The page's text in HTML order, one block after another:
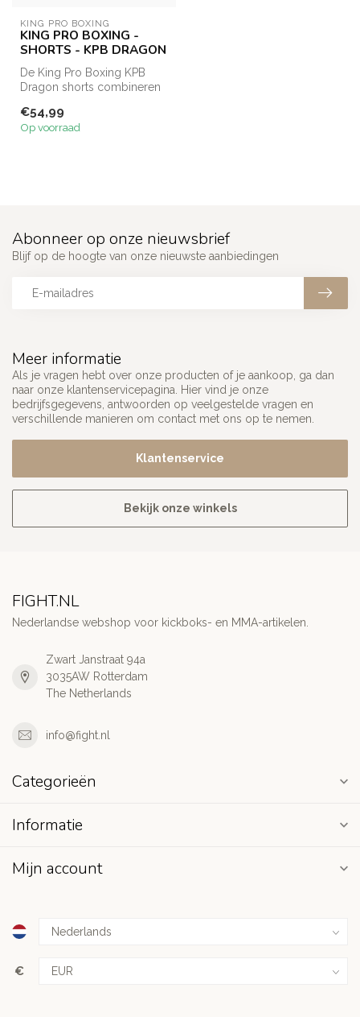
KING PRO BOXING
KING PRO BOXING -
SHORTS - KPB DRAGON
De King Pro Boxing KPB
Dragon shorts combineren
design me...
€54,99
Op voorraad
Meer informatie
Als je vragen hebt over onze producten of je aankoop, ga dan
naar onze klantenservicepagina. Hier vind je onze
bedrijfsgegevens, antwoorden op veelgestelde vragen en
verschillende manieren om contact met ons op te nemen.
Klantenservice
Bekijk onze winkels
Abonneer op onze nieuwsbrief
Blijf op de hoogte van onze nieuwste aanbiedingen
FIGHT.NL
Nederlandse webshop voor kickboks- en MMA-artikelen.
Zwart Janstraat 94a
3035AW Rotterdam
The Netherlands
info@fight.nl
Categorieën
Informatie
Mijn account
€